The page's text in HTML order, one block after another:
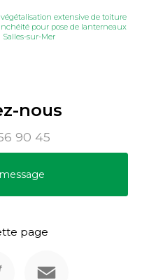
extensive de toiture
pour pose de lanterneaux
sur-Mer
nous
90 45
page